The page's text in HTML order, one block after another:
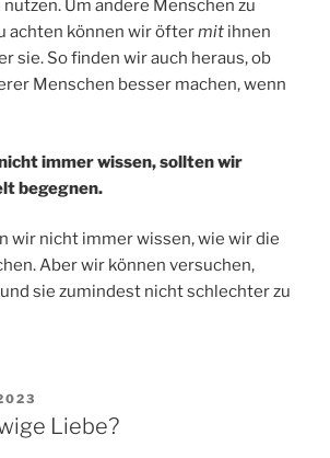
Um andere Menschen zu
achten können wir öftermit ihnen
sie. So finden wir auch heraus, ob
Menschen besser machen, wenn
immer wissen, sollten wir
begegnen.
wir nicht immer wissen, wie wir die
Aber wir können versuchen,
sie zumindest nicht schlechter zu
Liebe?